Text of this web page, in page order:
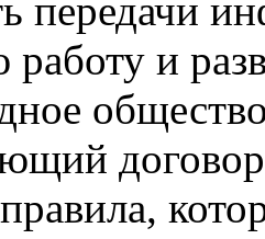
передачи
и